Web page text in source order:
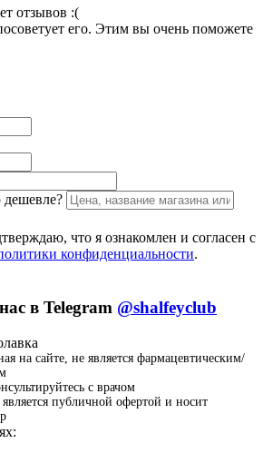
отзывов :(
его. Этим вы очень поможете
дешевле?
что я ознакомлен и согласен с
конфиденциальности.
в Telegram @shalfeyclub
на сайте, не является фармацевтическим/
с врачом
публичной офертой и носит